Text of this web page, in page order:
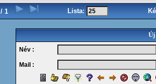
/ 1 Lista:
Új
Név :
Mail :